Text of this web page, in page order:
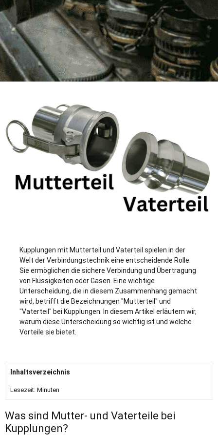
Kupplungen mit Mutterteil und Vaterteil spielen in der
Welt der Verbindungstechnik eine entscheidende Rolle.
Sie ermöglichen die sichere Verbindung und Übertragung
von Flüssigkeiten oder Gasen. Eine wichtige
Unterscheidung, die in diesem Zusammenhang gemacht
wird, betrifft die Bezeichnungen "Mutterteil" und
"Vaterteil" bei Kupplungen. In diesem Artikel erläutern wir,
warum diese Unterscheidung so wichtig ist und welche
Vorteile sie bietet.
Inhaltsverzeichnis
Lesezeit: Minuten
Was sind Mutter- und Vaterteile bei
Kupplungen?